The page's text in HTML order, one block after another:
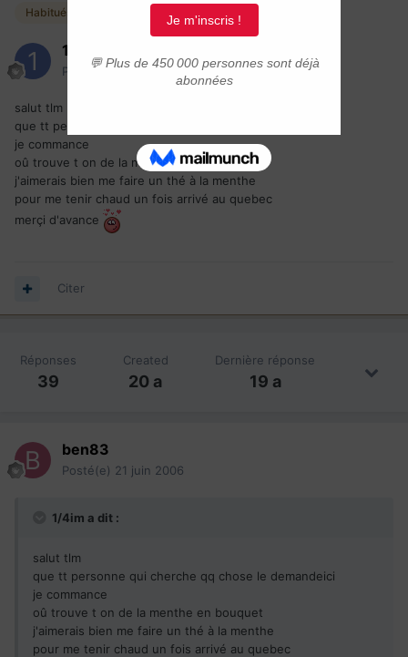
Habitués
1/4im
Posté(e)21 juin 2006
salut tlm
que tt personne qui cherche qq chose le demandeici
je commance
oû trouve t on de la menthe en bouquet
j'aimerais bien me faire un thé à la menthe
pour me tenir chaud un fois arrivé au quebec
merçi d'avance
Citer
Réponses
39
Created
20 a
Dernière réponse
19 a
ben83
Posté(e) 21 juin 2006
1/4im a dit :
salut tlm
que tt personne qui cherche qq chose le demandeici
je commance
oû trouve t on de la menthe en bouquet
j'aimerais bien me faire un thé à la menthe
pour me tenir chaud un fois arrivé au quebec